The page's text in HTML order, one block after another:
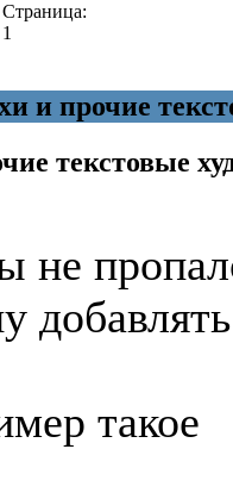
Страница:
1
и прочие
текстовые
не
такое